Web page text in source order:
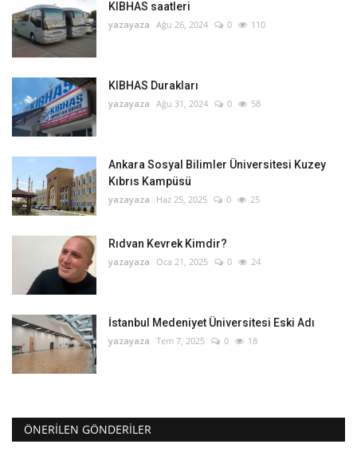
KIBHAS saatleri
yazayaza Ağu 26, 2024 0 110
KIBHAS Durakları
yazayaza Ağu 31, 2024 0 58
Ankara Sosyal Bilimler Üniversitesi Kuzey
Kıbrıs Kampüsü
yazayaza Haz 25, 2025 0 25
Rıdvan Kevrek Kimdir?
yazayaza Oca 21, 2025 0 24
İstanbul Medeniyet Üniversitesi Eski Adı
yazayaza Tem 7, 2025 0 18
ÖNERILEN GÖNDERILER